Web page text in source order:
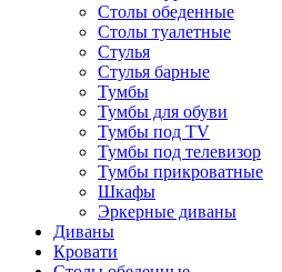
Столы обеденные
Столы туалетные
Стулья
Стулья барные
Тумбы
Тумбы для обуви
Тумбы под TV
Тумбы под телевизор
Тумбы прикроватные
Шкафы
Эркерные диваны
Диваны
Кровати